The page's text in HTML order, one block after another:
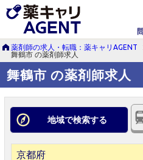
薬剤師の求人・転職：薬キャリAGENT
舞鶴市 の薬剤師求人
舞鶴市 の薬剤師求人
地域で検索する